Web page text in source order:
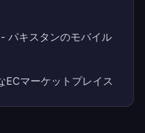
- パキスタンのモバイル
ECマーケットプレイス